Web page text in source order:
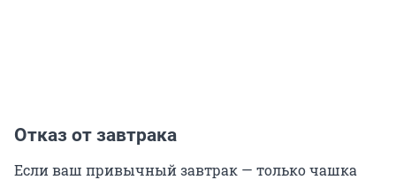
Отказ от завтрака
Если ваш привычный завтрак — только чашка